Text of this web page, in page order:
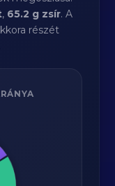
, 65.2 g zsír. A
részét